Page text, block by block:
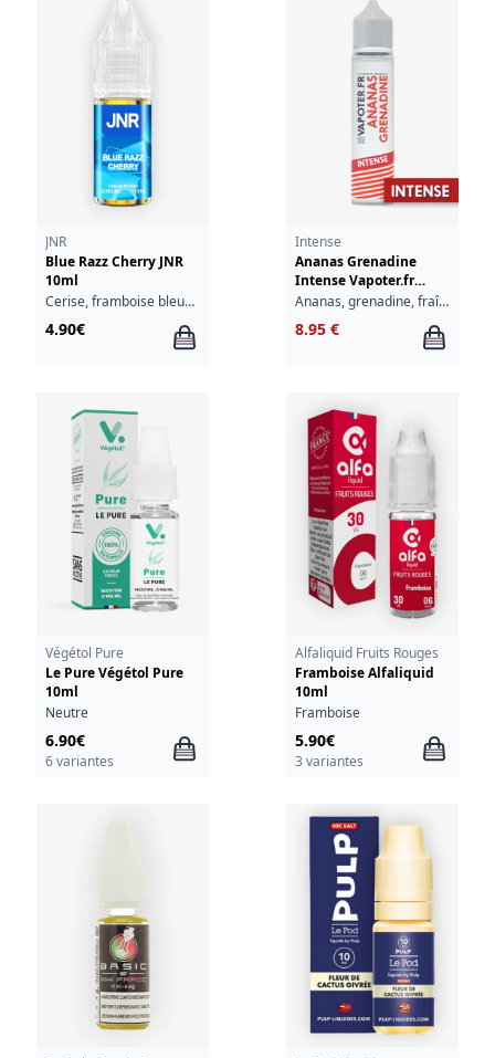
JNR
Blue Razz Cherry JNR
10ml
Cerise, framboise bleue, myrtille
4.90€
Intense
Ananas Grenadine
Intense Vapoter.fr
50ml
Ananas, grenadine, fraîcheur
8.95 €
Végétol Pure
Le Pure Végétol Pure
10ml
Neutre
6.90€
6 variantes
Alfaliquid Fruits Rouges
Framboise Alfaliquid
10ml
Framboise
5.90€
3 variantes